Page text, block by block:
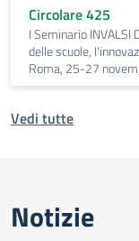
Circolare 425
I Seminario
delle scuole,
Roma, 25-27
Vedi tutte
Notizie